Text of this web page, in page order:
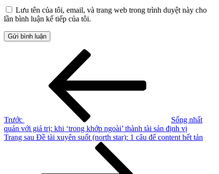
Lưu tên của tôi, email, và trang web trong trình duyệt này cho
lần bình luận kế tiếp của tôi.
Trước
Sống nhất
quán với giá trị: khi ‘trong khớp ngoài’ thành tài sản định vị
Bài
Trang sau Đề tài xuyên suốt (north star): 1 câu để content hết tản